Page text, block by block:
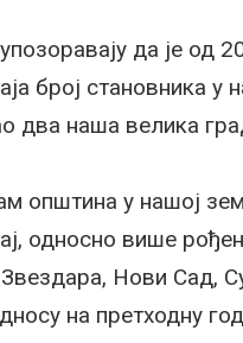
да је од
број становника
два наша велика
општина у нашој
односно више
Звездара, Нови Сад,
на претходну